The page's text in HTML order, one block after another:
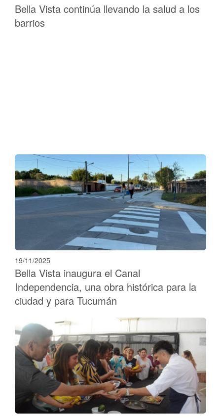
Bella Vista continúa llevando la salud a los
barrios
19/11/2025
Bella Vista inaugura el Canal
Independencia, una obra histórica para la
ciudad y para Tucumán